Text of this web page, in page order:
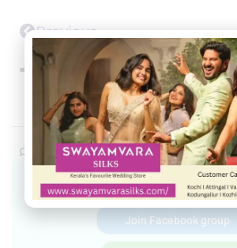
Previous
Share this
Facebook Twitter Telegram
Join our community
Join our Telegram Channel
Join Facebook group